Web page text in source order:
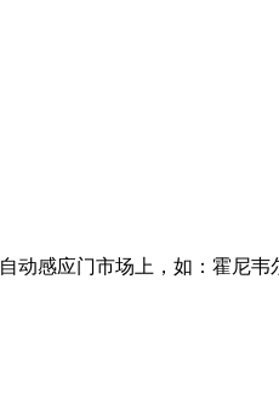
感应门市场上，如：霍尼韦